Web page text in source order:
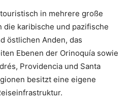
in mehrere große
die karibische und pazifische
östlichen Anden, das
Ebenen der Orinoquía sowie
Providencia und Santa
besitzt eine eigene